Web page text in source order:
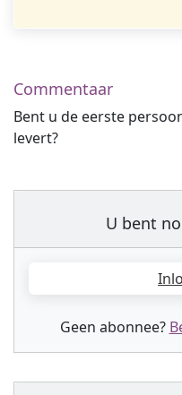
Commentaar
Bent u de eerste
levert?
U bent
Geen abonnee?